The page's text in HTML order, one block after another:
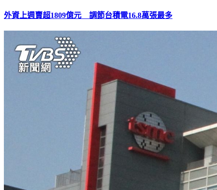
外資上週賣超1809億元 調節台積電16.8萬張最多